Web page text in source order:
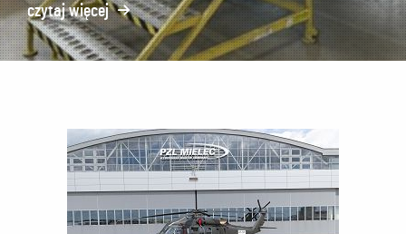
czytaj więcejo:
Pierwsze
w
Sikorsky
FIREHAWK®
do